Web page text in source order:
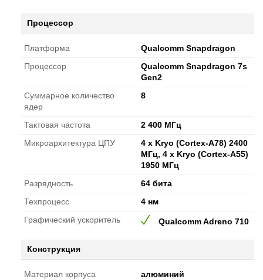
Процессор
Платформа
Qualcomm Snapdragon
Процессор
Qualcomm Snapdragon 7s
Gen2
Суммарное количество
ядер
8
Тактовая частота
2 400 МГц
Микроархитектура ЦПУ
4 x Kryo (Cortex-A78) 2400
МГц, 4 x Kryo (Cortex-A55)
1950 МГц
Разрядность
64 бита
Техпроцесс
4 нм
Графический ускоритель
Qualcomm Adreno 710
Конструкция
Материал корпуса
алюминий